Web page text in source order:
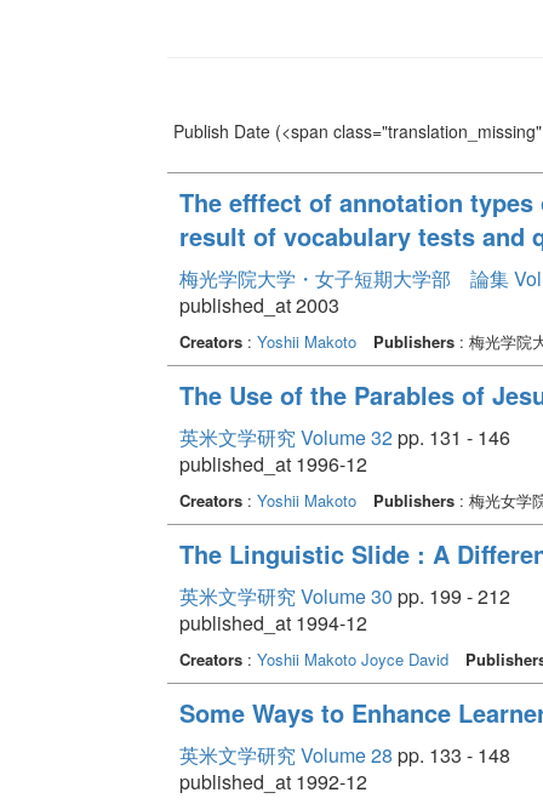
Publish Date(<span
The efffect of annotation
result of vocabulary tests and
梅光学院大学・女子短期大学部 論集
published_at 2003
Creators: Yoshii Makoto Publishers: 梅光学院
The Use of the Parables of
英米文学研究 Volume 32pp. 131 - 146
published_at 1996-12
Creators: Yoshii Makoto Publishers: 梅光女学
The Linguistic Slide : A
英米文学研究 Volume 30 pp. 199 - 212
published_at 1994-12
Creators: Yoshii Makoto Joyce David
Some Ways to Enhance
英米文学研究 Volume 28 pp. 133 - 148
published_at 1992-12